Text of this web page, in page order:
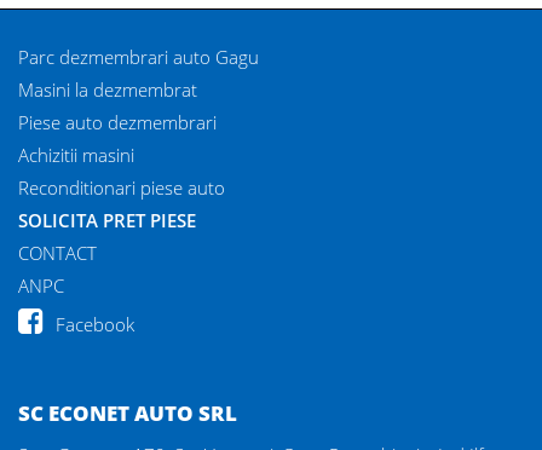
Puteti achizitiona piese din dezmembrari auto AUDI ALLROAD
Oferim garantie pentru toate piesele pe care le
comercializam!
Cautare piese AUDI ALLROAD din dezmembrari
Dezmembrari piese auto AUDI ALLROAD
PIESE AUTO DEZMEMBRARI
Dezmembrari auto AUDI